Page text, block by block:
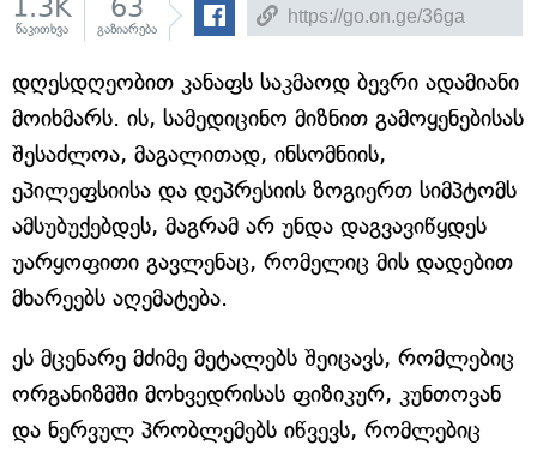
1.3K
წაკითხვა
63
გაზიარება
დღესდღეობით კანაფს საკმაოდ ბევრი ადამიანი
მოიხმარს. ის, სამედიცინო მიზნით გამოყენებისას
შესაძლოა, მაგალითად, ინსომნიის,
ეპილეფსიისა და დეპრესიის ზოგიერთ სიმპტომს
ამსუბუქებდეს, მაგრამ არ უნდა დაგვავიწყდეს
უარყოფითი გავლენაც, რომელიც მის დადებით
მხარეებს აღემატება.
ეს მცენარე მძიმე მეტალებს შეიცავს, რომლებიც
ორგანიზმში მოხვედრისას ფიზიკურ, კუნთოვან
და ნერვულ პრობლემებს იწვევს, რომლებიც